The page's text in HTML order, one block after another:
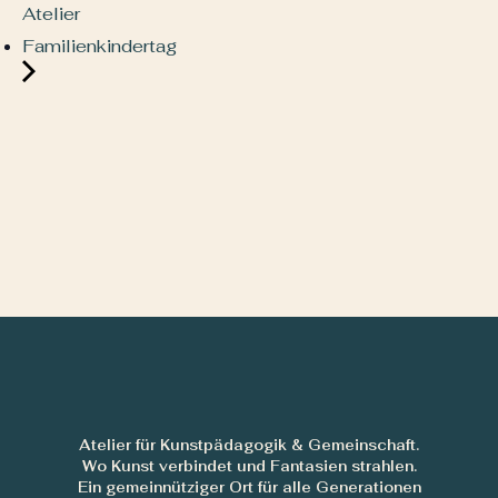
Atelier
Familienkindertag
Atelier für Kunstpädagogik & Gemeinschaft.
Wo Kunst verbindet und Fantasien strahlen.
Ein gemeinnütziger Ort für alle Generationen